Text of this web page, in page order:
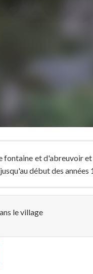
fontaine et d'abreuvoir
début des
le village